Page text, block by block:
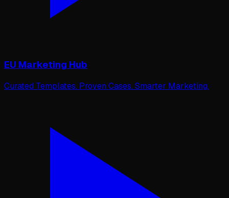
EU Marketing Hub
Curated Templates. Proven Cases. Smarter Marketing.